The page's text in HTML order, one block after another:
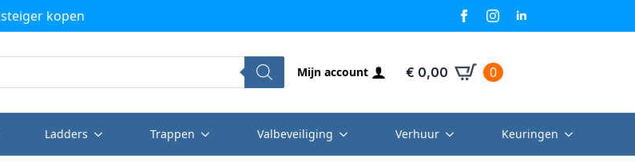
kopen
Mijn account € 0,00 0
Ladders Trappen Valbeveiliging Verhuur Keuringen